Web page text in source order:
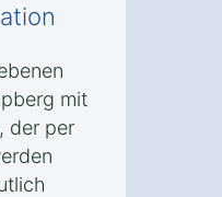
mit
der per